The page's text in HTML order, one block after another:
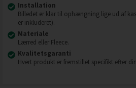
Installation
Billedet er klar til ophængning lige ud af
er inkluderet).
Materiale
Lærred eller Fleece.
Kvalitetsgaranti
Hvert produkt er fremstillet specifikt efter